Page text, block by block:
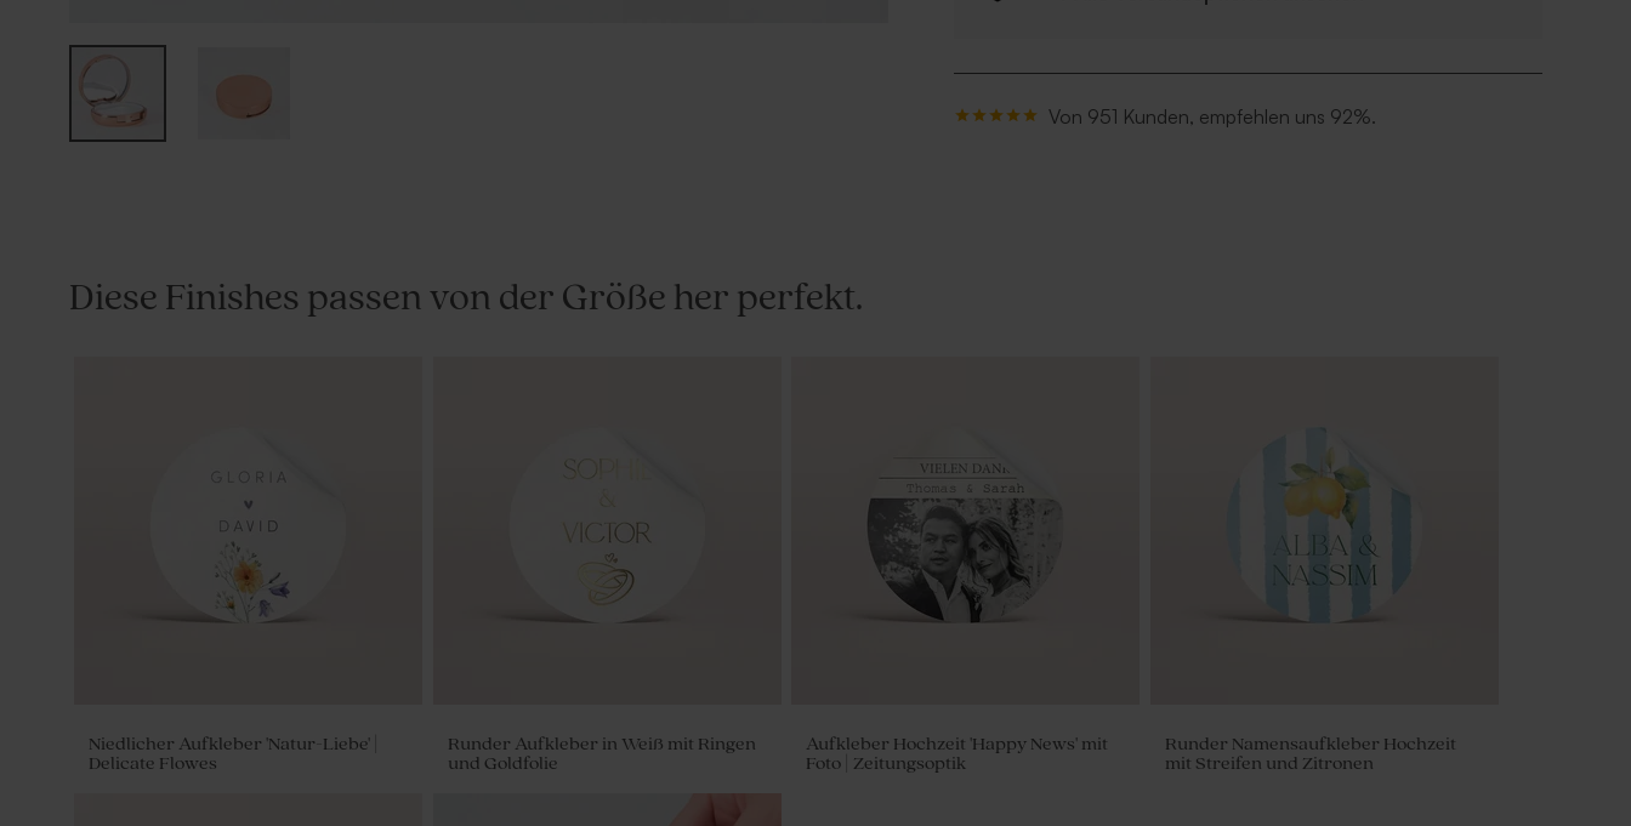
Von 951 Kunden, empfehlen uns 92%.
Diese Finishes passen von der Größe her perfekt.
Niedlicher Aufkleber 'Natur-Liebe' |
Delicate Flowes
Runder Aufkleber in Weiß mit Ringen
und Goldfolie
Aufkleber Hochzeit 'Happy News' mit
Foto | Zeitungsoptik
Runder Namensaufkleber Hochzeit
mit Streifen und Zitronen